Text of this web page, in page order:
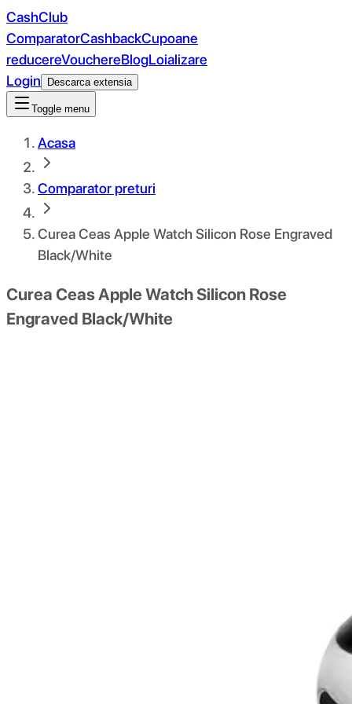
CashClub
ComparatorCashbackCupoane
reducereVouchereBlogLoializare
Login
Descarca extensia
Toggle menu
Acasa
Comparator preturi
Curea Ceas Apple Watch Silicon Rose Engraved
Black/White
Curea Ceas Apple Watch Silicon Rose
Engraved Black/White